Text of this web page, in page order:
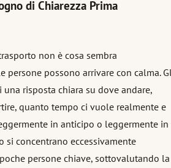
di Chiarezza Prima
non è cosa sembra
persone possono arrivare con calma.
risposta chiara su dove andare,
quanto tempo ci vuole realmente e
in anticipo o leggermente in
si concentrano eccessivamente
persone chiave, sottovalutando la